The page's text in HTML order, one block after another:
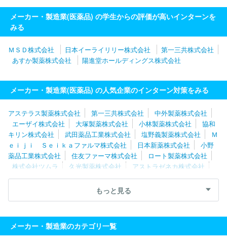
メーカー・製造業(医薬品) の学生からの評価が高いインターンを
みる
ＭＳＤ株式会社 日本イーライリリー株式会社
第一三共株式会社
あすか製薬株式会社
陽進堂ホールディングス株式会社
メーカー・製造業(医薬品) の人気企業のインターン対策をみる
アステラス製薬株式会社 第一三共株式会社
中外製薬株式会社
エーザイ株式会社
大塚製薬株式会社 小林製薬株式会社
協和
キリン株式会社
武田薬品工業株式会社 塩野義製薬株式会社
Ｍ
ｅｉｊｉ Ｓｅｉｋａファルマ株式会社
日本新薬株式会社
小野
薬品工業株式会社
住友ファーマ株式会社
ロート製薬株式会社
株式会社ツムラ
久光製薬株式会社
アストラゼネカ株式会社
大鵬薬品工業株式会社
マルホ株式会社
アース製薬株式会社
参天製薬株式会社
日本
イーライリリー株式会社
式会社
あすか製薬株式会社 ＪＣＲファーマ株式会社
ＭＳＤ株
式会社
株式会社大塚製薬工場 生化学工業株式会社
もっと見る
メーカー・製造業のカテゴリ一覧